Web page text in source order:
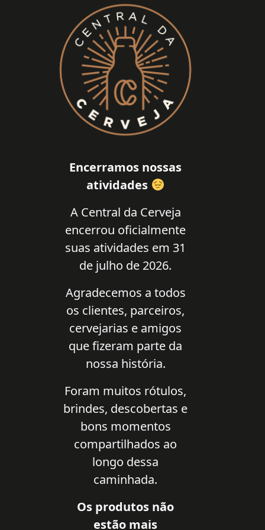
Encerramos nossas
atividades
A Central da Cerveja
encerrou oficialmente
suas atividades em 31
de julho de 2026.
Agradecemos a todos
os clientes, parceiros,
cervejarias e amigos
que fizeram parte da
nossa história.
Foram muitos rótulos,
brindes, descobertas e
bons momentos
compartilhados ao
longo dessa
caminhada.
Os produtos não
estão mais